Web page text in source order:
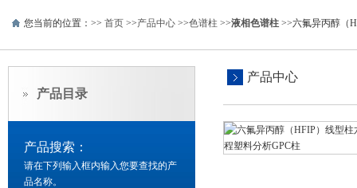
您当前的位置：>> 首页 >>产品中心 >>色谱柱 >>液相色谱柱 >>六氟异丙醇（
产品目录
产品搜索：
请在下列输入框内输入您要查找的产
品名称。
产品中心